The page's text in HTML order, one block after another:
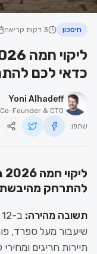
חיסכון 3 דקות קריאה
כדאי לכם
Yoni Alhadeff
Co-Founder & CTO
שתפו:
להתרחק מהיבשת
תשובה מהירה:
שיעבור מעל ספרד,
תיירות חריגים